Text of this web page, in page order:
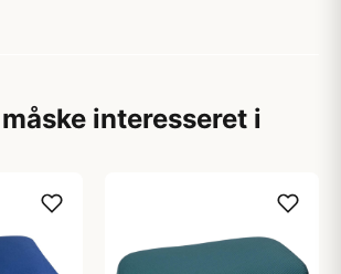
interesseret i